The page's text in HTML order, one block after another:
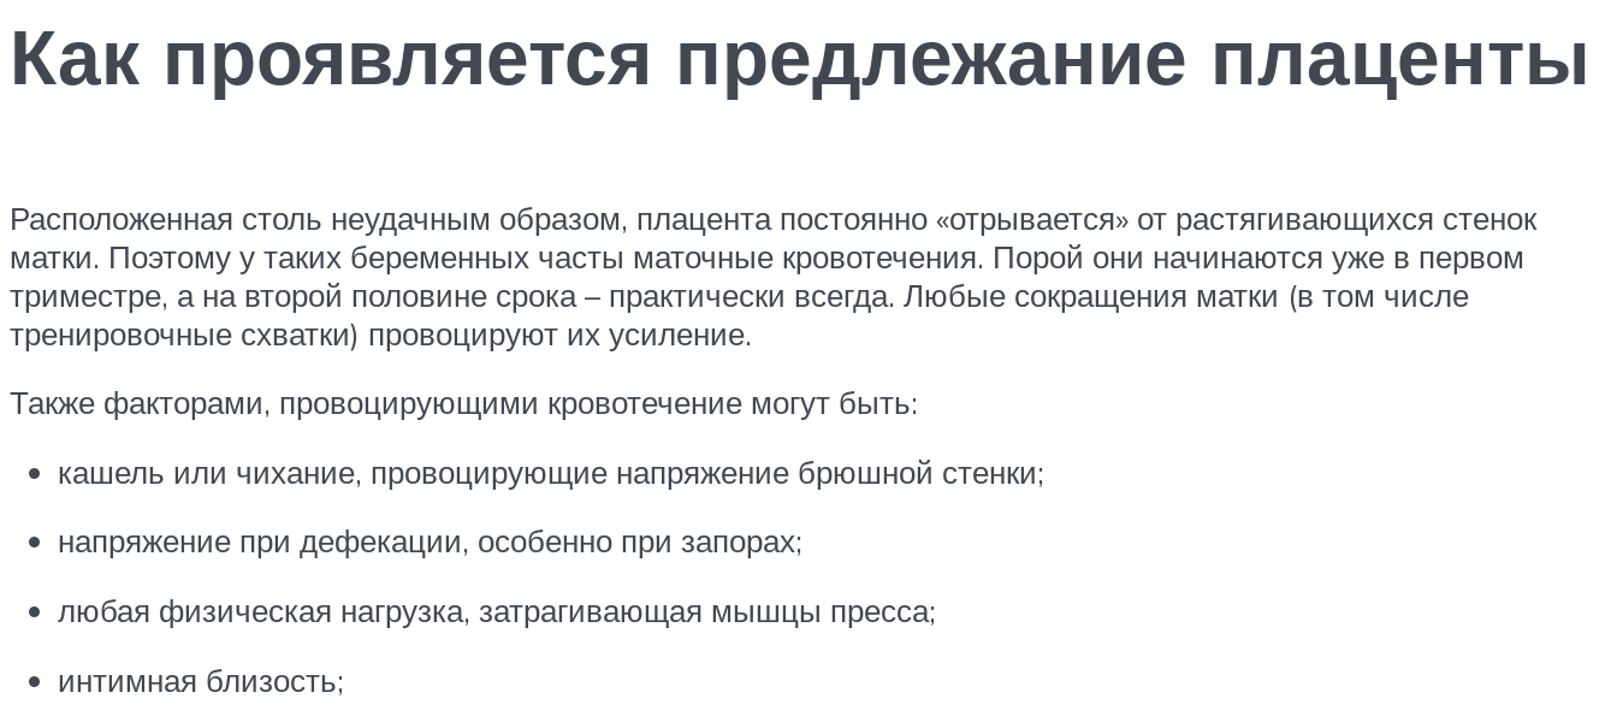
Как проявляется предлежание плаценты
Расположенная столь неудачным образом, плацента постоянно «отрывается» от растягивающихся стенок
матки. Поэтому у таких беременных часты маточные кровотечения. Порой они начинаются уже в первом
триместре, а на второй половине срока – практически всегда. Любые сокращения матки (в том числе
тренировочные схватки) провоцируют их усиление.
Также факторами, провоцирующими кровотечение могут быть:
кашель или чихание, провоцирующие напряжение брюшной стенки;
напряжение при дефекации, особенно при запорах;
любая физическая нагрузка, затрагивающая мышцы пресса;
интимная близость;